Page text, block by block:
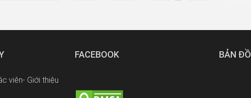
viên- Giới thiệu
FACEBOOK BẢN ĐỒ